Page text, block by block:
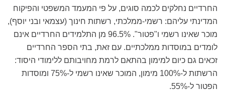
החרדיים נחלקים לכמה סוגים, על פי המעמד המשפטי והפיקוח
המדינתי עליהם: רשמי-ממלכתי, רשתות חינוך (עצמאי ובני יוסף),
מוכר שאינו רשמי ו"פטור". 96.5% מן התלמידים החרדיים אינם
לומדים במוסדות ממלכתיים. עם זאת, בתי הספר החרדיים
זכאים גם כיום למימון בהתאם לרמת מחויבותם ללימודי היסוד:
הרשתות ל-100% מימון, המוכר שאינו רשמי ל-75% ומוסדות
הפטור ל-55%.